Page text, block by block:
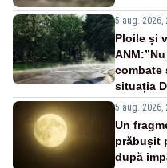
5 aug. 2026,
Ploile și
combate
situația
5 aug. 2026,
Un
prăbușit
după